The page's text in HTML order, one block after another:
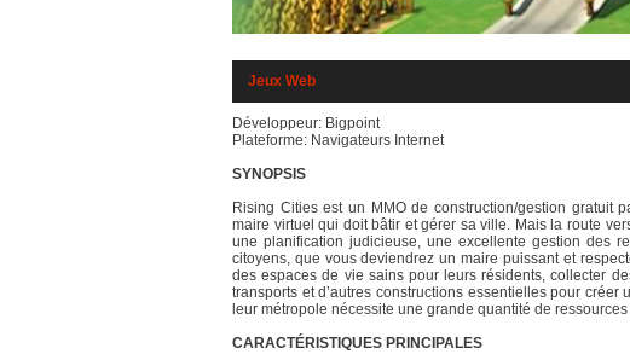
Jeux Web
Développeur: Bigpoint
Plateforme: Navigateurs Internet
SYNOPSIS
Rising Cities est un MMO de construction/gestion gratuit
maire virtuel qui doit bâtir et gérer sa ville. Mais la route
une planification judicieuse, une excellente gestion des
citoyens, que vous deviendrez un maire puissant et
des espaces de vie sains pour leurs résidents, collecter
transports et d’autres constructions essentielles pour
leur métropole nécessite une grande quantité de ressources
CARACTÉRISTIQUES PRINCIPALES